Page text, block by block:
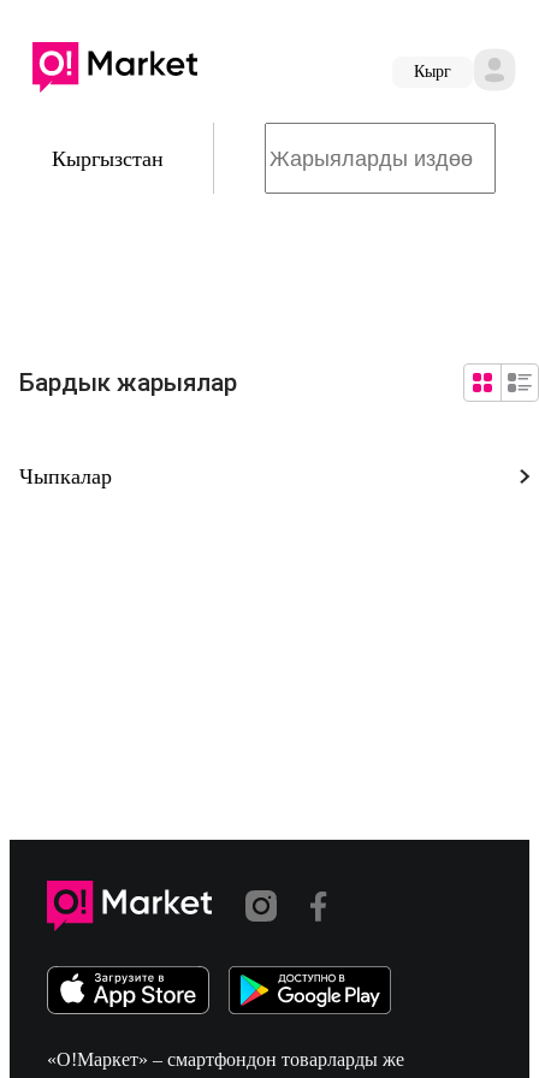
Кырг
Кыргызстан
Бардык жарыялар
Чыпкалар
«О!Маркет» – смартфондон товарларды же